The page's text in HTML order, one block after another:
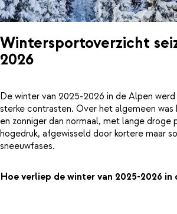
Wintersportoverzicht
2026
De winter van 2025-2026 in de Alpen
sterke contrasten. Over het algemeen was
en zonniger dan normaal, met lange droge
hogedruk, afgewisseld door kortere maar
sneeuwfases.
Hoe verliep de winter van 2025-2026 in